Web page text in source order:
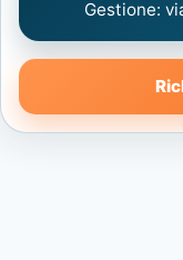
Gestione: